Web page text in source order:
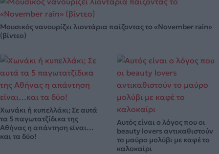
Μουσικός νανουρίζει λιοντάρια παίζοντας το «November rain»
(βίντεο)
Χωνάκι ή κυπελλάκι; Σε αυτά
τα 5 παγωτατζίδικα της
Αθήνας η απάντηση είναι…
και τα δύο!
Αυτός είναι ο λόγος που οι
beauty lovers αντικαθιστούν
το μαύρο μολύβι με καφέ το
καλοκαίρι